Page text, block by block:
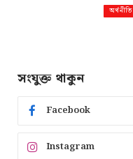
অর্থনীতি
সংযুক্ত থাকুন
Facebook
Instagram